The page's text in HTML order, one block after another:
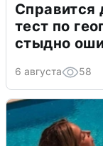
Справится
тест по
стыдно
6 августа 58